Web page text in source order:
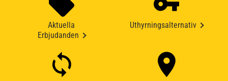
Aktuella
Erbjudanden
Uthyrningsalternativ